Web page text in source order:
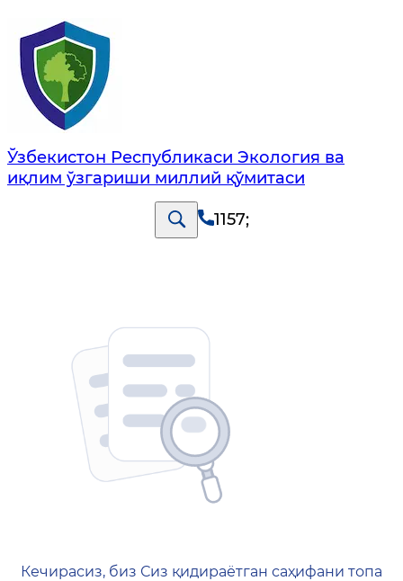
Ўзбекистон Республикаси Экология ва
иқлим ўзгариши миллий қўмитаси
1157;
404 — Страница не
Кечирасиз, биз Сиз қидираётган саҳифани топа